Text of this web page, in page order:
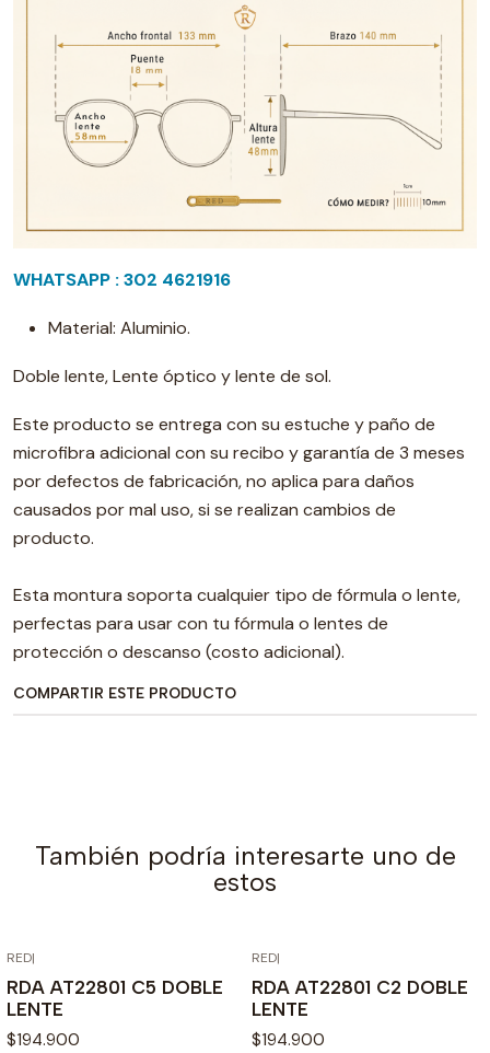
WHATSAPP : 302 4621916
Material: Aluminio.
Doble lente, Lente óptico y lente de sol.
Este producto se entrega con su estuche y paño de
microfibra adicional con su recibo y garantía de 3 meses
por defectos de fabricación, no aplica para daños
causados por mal uso, si se realizan cambios de
producto.
Esta montura soporta cualquier tipo de fórmula o lente,
perfectas para usar con tu fórmula o lentes de
protección o descanso (costo adicional).
COMPARTIR ESTE PRODUCTO
También podría interesarte uno de
estos
RED|
RDA AT22801 C5 DOBLE
LENTE
$194.900
RED|
RDA AT22801 C2 DOBLE
LENTE
$194.900